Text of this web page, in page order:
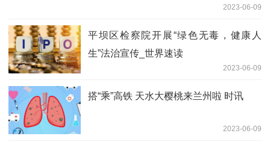
2023-06-09
平坝区检察院开展“绿色无毒，健康人
生”法治宣传_世界速读
2023-06-09
搭“乘”高铁 天水大樱桃来兰州啦 时讯
2023-06-09